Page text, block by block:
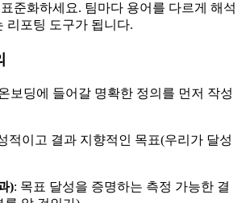
준화하세요. 팀마다 용어를 다르게 해석
리포팅 도구가 됩니다.
보딩에 들어갈 명확한 정의를 먼저 작성
적이고 결과 지향적인 목표(우리가 달성
): 목표 달성을 증명하는 측정 가능한 결